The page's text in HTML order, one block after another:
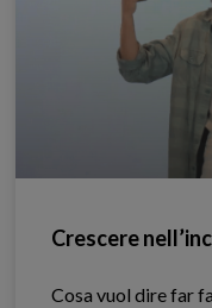
Crescere
Cosa vuol dire far